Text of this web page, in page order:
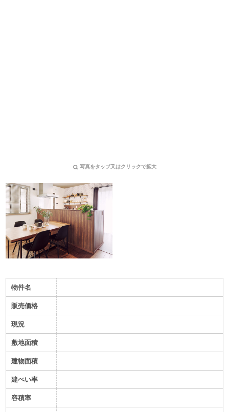
写真をタップ又はクリックで拡大
物件名
販売価格
現況
敷地面積
建物面積
建ぺい率
容積率